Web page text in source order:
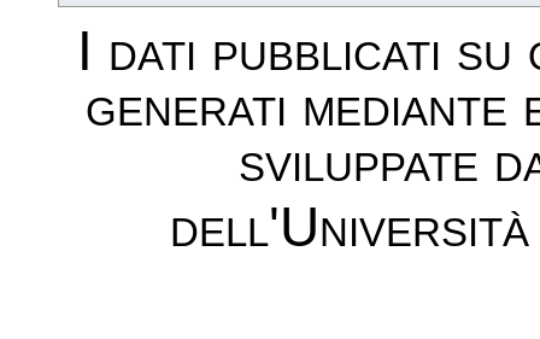
I dati pubblicati su
generati mediante
sviluppate